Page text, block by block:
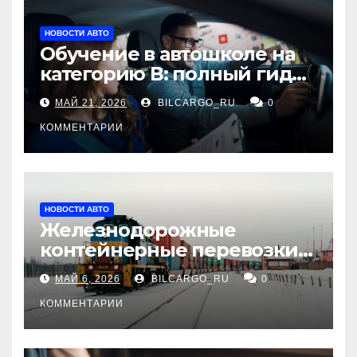
НОВОСТИ АВТО
Обучение в автошколе на
категорию В: полный гид
для будущих водителей
МАЙ 21, 2026 BILCARGO_RU 0
КОММЕНТАРИИ
НОВОСТИ АВТО
Железнодорожные
контейнерные перевозки
из Китая в Россию:
маршруты, сроки и
требования
МАЙ 6, 2026 BILCARGO_RU 0
КОММЕНТАРИИ